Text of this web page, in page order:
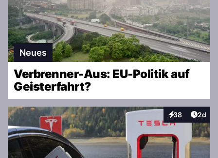
Neues
Verbrenner-Aus: EU-Politik auf
Geisterfahrt?
38
Interaktionen
2d